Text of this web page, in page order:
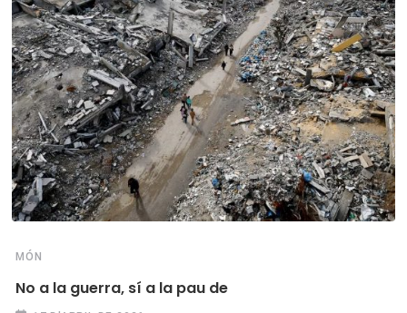
MÓN
No a la guerra, sí a la pau de